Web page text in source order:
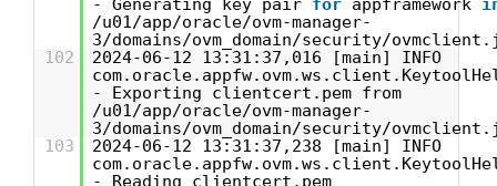
- Generating key pair for appframework
/u01/app/oracle/ovm-manager-
3/domains/ovm_domain/security/
102
2024-06-12 13:31:37,016 [main] INFO
- Exporting clientcert.pem from
/u01/app/oracle/ovm-manager-
3/domains/ovm_domain/security/
103
2024-06-12 13:31:37,238 [main] INFO
- Reading clientcert.pem